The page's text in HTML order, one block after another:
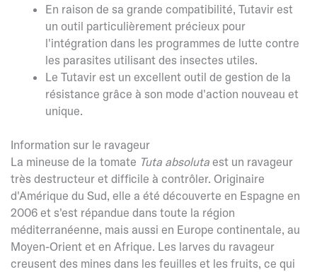
En raison de sa grande compatibilité, Tutavir est
un outil particulièrement précieux pour
l'intégration dans les programmes de lutte contre
les parasites utilisant des insectes utiles.
Le Tutavir est un excellent outil de gestion de la
résistance grâce à son mode d'action nouveau et
unique.
Information sur le ravageur
La mineuse de la tomate Tuta absoluta est un ravageur
très destructeur et difficile à contrôler. Originaire
d'Amérique du Sud, elle a été découverte en Espagne en
2006 et s'est répandue dans toute la région
méditerranéenne, mais aussi en Europe continentale, au
Moyen-Orient et en Afrique. Les larves du ravageur
creusent des mines dans les feuilles et les fruits, ce qui